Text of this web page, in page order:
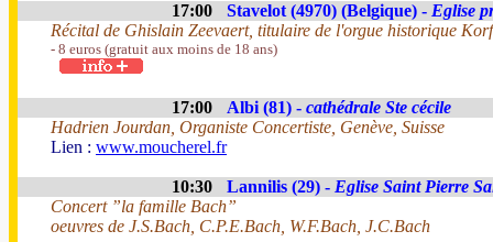
17:00 Stavelot (4970) (Belgique) - Eglise
Récital de Ghislain Zeevaert, titulaire de l'orgue historique
- 8 euros (gratuit aux moins de 18 ans)
17:00 Albi (81) - cathédrale Ste cécile
Hadrien Jourdan, Organiste Concertiste, Genève, Suisse
Lien : www.moucherel.fr
10:30 Lannilis (29) - Eglise Saint Pierre
Concert ”la famille Bach”
oeuvres de J.S.Bach, C.P.E.Bach, W.F.Bach, J.C.Bach